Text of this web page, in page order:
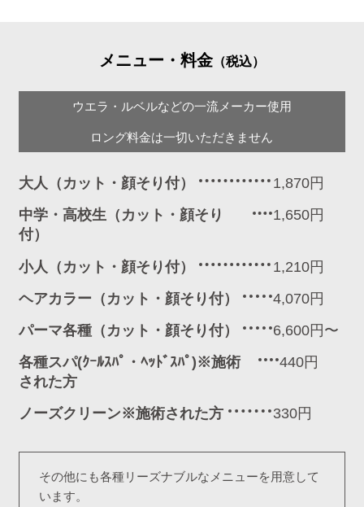
メニュー・料金（税込）
ウエラ・ルベルなどの一流メーカー使用
ロング料金は一切いただきません
大人（カット・顔そり付）
1,870円
中学・高校生（カット・顔そり
付）
1,650円
小人（カット・顔そり付）
1,210円
ヘアカラー（カット・顔そり付）
4,070円
パーマ各種（カット・顔そり付）
6,600円〜
各種スパ(ｸｰﾙｽﾊﾟ・ﾍｯﾄﾞｽﾊﾟ)※施術
された方
440円
ノーズクリーン※施術された方 330円
その他にも各種リーズナブルなメニューを用意して
います。